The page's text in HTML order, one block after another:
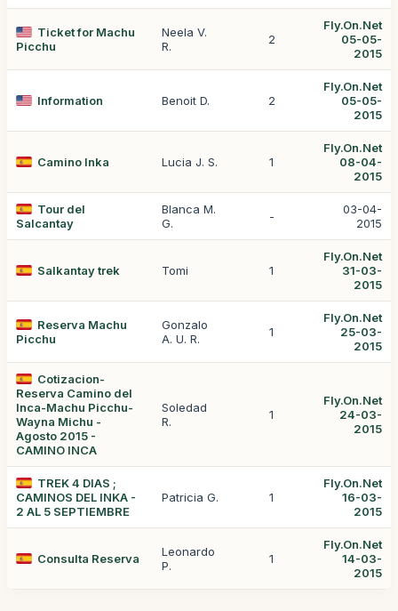
Ticket for Machu
Picchu
Neela V.
R.
2
Fly.On.Net
05-05-
2015
Information Benoit D. 2
Fly.On.Net
05-05-
2015
Camino Inka Lucia J. S. 1
Fly.On.Net
08-04-
2015
Tour del
Salcantay
Blanca M.
G.
-
03-04-
2015
Salkantay trek Tomi 1
Fly.On.Net
31-03-
2015
Reserva Machu
Picchu
Gonzalo
A. U. R.
1
Fly.On.Net
25-03-
2015
Cotizacion-
Reserva Camino del
Inca-Machu Picchu-
Wayna Michu -
Agosto 2015 -
CAMINO INCA
Soledad
R.
1
Fly.On.Net
24-03-
2015
TREK 4 DIAS ;
CAMINOS DEL INKA -
2 AL 5 SEPTIEMBRE
Patricia G. 1
Fly.On.Net
16-03-
2015
Consulta Reserva
Leonardo
P.
1
Fly.On.Net
14-03-
2015